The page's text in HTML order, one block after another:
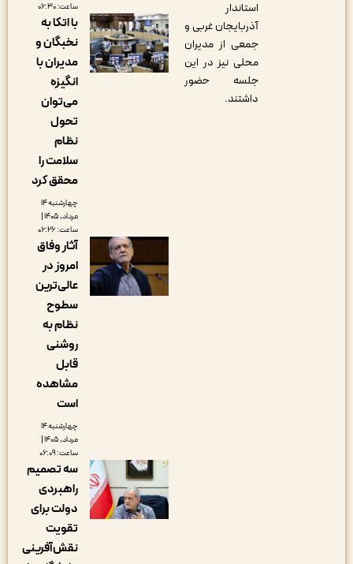
آذربایجان غربی و
جمعی از مدیران
محلی نیز در این
جلسه حضور
با اتکا به
نخبگان و
مدیران با
می‌توان
سلامت را
محقق کرد
چهارشنبه ۱۴
مرداد, ۱۴۰۵ |
آثار وفاق
امروز در
عالی‌ترین
نظام به
مشاهده
چهارشنبه ۱۴
مرداد, ۱۴۰۵ |
سه تصمیم
راهبردی
دولت برای
نقش‌آفرینی